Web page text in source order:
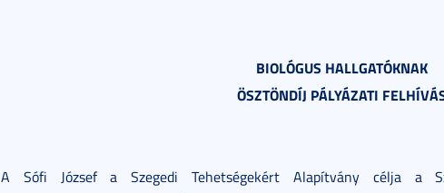
BIOLÓGUS HALLGATÓKNAK
ÖSZTÖNDÍJ PÁLYÁZATI
A Sófi József a Szegedi Tehetségekért Alapítvány célja a